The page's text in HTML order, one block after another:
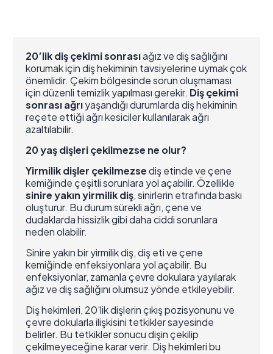
20’lik diş çekimi sonrasıağız ve diş sağlığını
korumak için diş hekiminin tavsiyelerine uymak çok
önemlidir. Çekim bölgesinde sorun oluşmaması
için düzenli temizlik yapılması gerekir. Diş çekimi
sonrası ağrıyaşandığı durumlarda diş hekiminin
reçete ettiği ağrı kesiciler kullanılarak ağrı
azaltılabilir.
20 yaş dişleri çekilmezse ne olur?
Yirmilik dişler çekilmezsediş etinde ve çene
kemiğinde çeşitli sorunlara yol açabilir. Özellikle
sinire yakın yirmilik diş, sinirlerin etrafında baskı
oluşturur. Bu durum sürekli ağrı, çene ve
dudaklarda hissizlik gibi daha ciddi sorunlara
neden olabilir.
Sinire yakın bir yirmilik diş, diş eti ve çene
kemiğinde enfeksiyonlara yol açabilir. Bu
enfeksiyonlar, zamanla çevre dokulara yayılarak
ağız ve diş sağlığını olumsuz yönde etkileyebilir.
Diş hekimleri, 20’lik dişlerin çıkış pozisyonunu ve
çevre dokularla ilişkisini tetkikler sayesinde
belirler. Bu tetkikler sonucu dişin çekilip
çekilmeyeceğine karar verir. Diş hekimleri bu